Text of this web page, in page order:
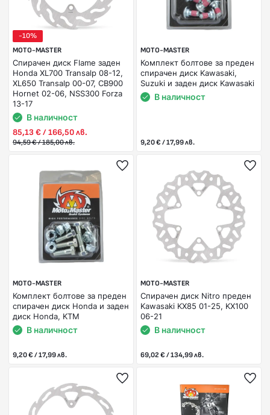
-10%
MOTO-MASTER
Спирачен диск Flame заден
Honda XL700 Transalp 08-12,
XL650 Transalp 00-07, CB900
Hornet 02-06, NSS300 Forza
13-17
В наличност
85,13 € / 166,50 лв.
94,59 € / 185,00 лв.
MOTO-MASTER
Комплект болтове за преден
спирачен диск Kawasaki,
Suzuki и заден диск Kawasaki
В наличност
9,20 € / 17,99 лв.
MOTO-MASTER
Комплект болтове за преден
спирачен диск Honda и заден
диск Honda, KTM
В наличност
9,20 € / 17,99 лв.
MOTO-MASTER
Спирачен диск Nitro преден
Kawasaki KX85 01-25, KX100
06-21
В наличност
69,02 € / 134,99 лв.